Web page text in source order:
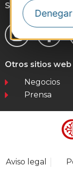
Síganos
Otros sitios web
Negocios
Prensa
Aviso legal